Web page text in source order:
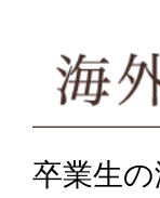
卒業生